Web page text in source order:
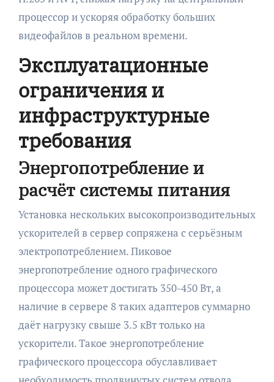
процессор и ускоряя обработку больших
видеофайлов в реальном времени.
Эксплуатационные
ограничения и
инфраструктурные
требования
Энергопотребление и
расчёт системы питания
Установка нескольких высокопроизводительных
ускорителей в сервер сопряжена с серьёзным
электропотреблением. Пиковое
энергопотребление одного графического
процессора может достигать 350-450 Вт, а
наличие в сервере 8 таких адаптеров суммарно
даёт нагрузку свыше 3.5 кВт только на
ускорители. Такое энергопотребление
графического процессора обуславливает